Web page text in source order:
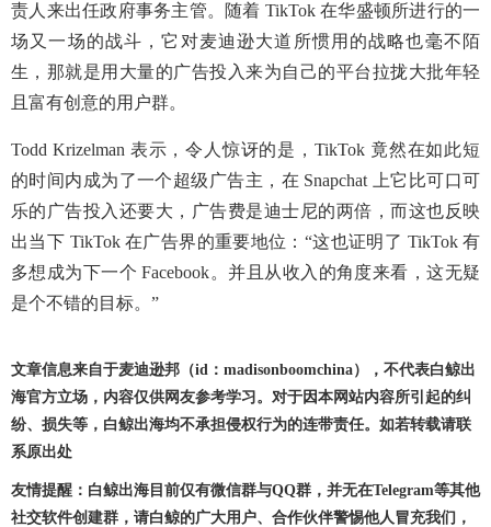
责人来出任政府事务主管。随着 TikTok 在华盛顿所进行的一
场又一场的战斗，它对麦迪逊大道所惯用的战略也毫不陌
生，那就是用大量的广告投入来为自己的平台拉拢大批年轻
且富有创意的用户群。
Todd Krizelman 表示，令人惊讶的是，TikTok 竟然在如此短
的时间内成为了一个超级广告主，在 Snapchat 上它比可口可
乐的广告投入还要大，广告费是迪士尼的两倍，而这也反映
出当下 TikTok 在广告界的重要地位：“这也证明了 TikTok 有
多想成为下一个 Facebook。并且从收入的角度来看，这无疑
是个不错的目标。”
文章信息来自于麦迪逊邦（id：madisonboomchina），不代表白鲸出
海官方立场，内容仅供网友参考学习。对于因本网站内容所引起的纠
纷、损失等，白鲸出海均不承担侵权行为的连带责任。如若转载请联
系原出处
友情提醒：白鲸出海目前仅有微信群与QQ群，并无在Telegram等其他
社交软件创建群，请白鲸的广大用户、合作伙伴警惕他人冒充我们，